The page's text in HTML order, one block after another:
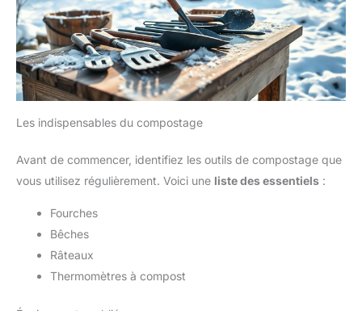
Les indispensables du compostage
Avant de commencer, identifiez les outils de compostage que
vous utilisez régulièrement. Voici une liste des essentiels :
Fourches
Bêches
Râteaux
Thermomètres à compost